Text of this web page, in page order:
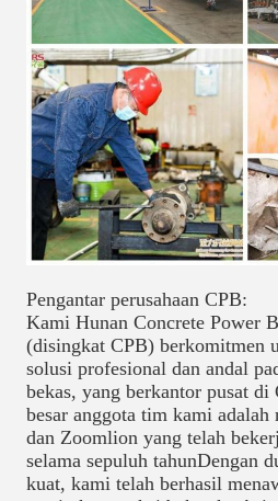
Pengantar perusahaan CPB:
Kami Hunan Concrete Power
(disingkat CPB) berkomitmen
solusi profesional dan andal
bekas, yang berkantor pusat di
besar anggota tim kami adalah
dan Zoomlion yang telah
selama sepuluh tahunDengan
kuat, kami telah berhasil